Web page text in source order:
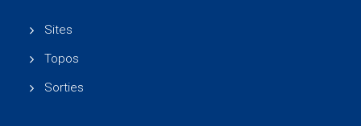
Sites
Topos
Sorties